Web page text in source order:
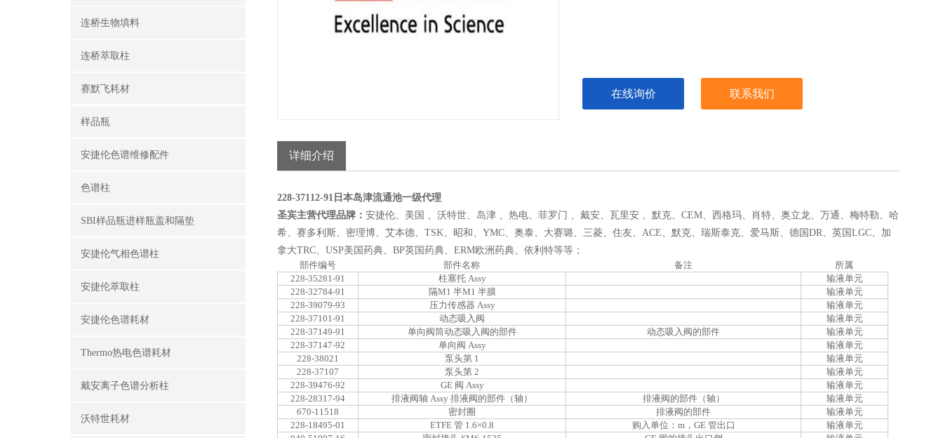
连桥生物填料
连桥萃取柱
赛默飞耗材
样品瓶
安捷伦色谱维修配件
色谱柱
SBI样品瓶进样瓶盖和隔垫
安捷伦气相色谱柱
安捷伦萃取柱
安捷伦色谱耗材
Thermo热电色谱耗材
戴安离子色谱分析柱
沃特世耗材
在线询价 联系我们
详细介绍
228-37112-91日本岛津流通池一级代理
圣宾主营代理品牌： 安捷伦、 美国 、 沃特世、 岛津 、 热电、 菲罗门 、 戴安、 瓦里安 、 默克、CEM、 西格玛、 肖特、 奥立龙、万通、梅特勒、哈
希、赛多利斯、密理博、艾本德、TSK、昭和、YMC、奥泰、大赛璐、三菱、住友、ACE、默克、瑞斯泰克、爱马斯、德国DR、英国LGC、加
拿大TRC、USP美国药典、BP英国药典、ERM欧洲药典、依利特等等；
部件编号
部件名称 备注
所属
228-35281-91
柱塞托 Assy
输液单元
228-32784-91
隔M1 半M1 半膜
输液单元
228-39079-93
压力传感器 Assy
输液单元
228-37101-91
动态吸入阀
输液单元
228-37149-91
单向阀筒动态吸入阀的部件 动态吸入阀的部件
输液单元
228-37147-92
单向阀 Assy
输液单元
228-38021
泵头第 1
输液单元
228-37107
泵头第 2
输液单元
228-39476-92
GE 阀 Assy
输液单元
228-28317-94
排液阀轴 Assy 排液阀的部件（轴） 排液阀的部件（轴）
输液单元
670-11518
密封圈 排液阀的部件
输液单元
228-18495-01
ETFE 管 1.6×0.8 购入单位：m，GE 管出口
输液单元